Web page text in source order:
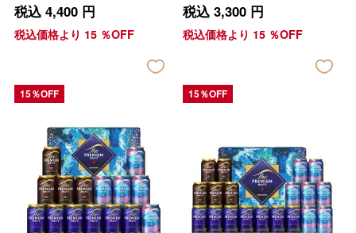
税込 4,400円
税込価格より 15％OFF
税込 3,300円
税込価格より 15％OFF
15％OFF 15％OFF